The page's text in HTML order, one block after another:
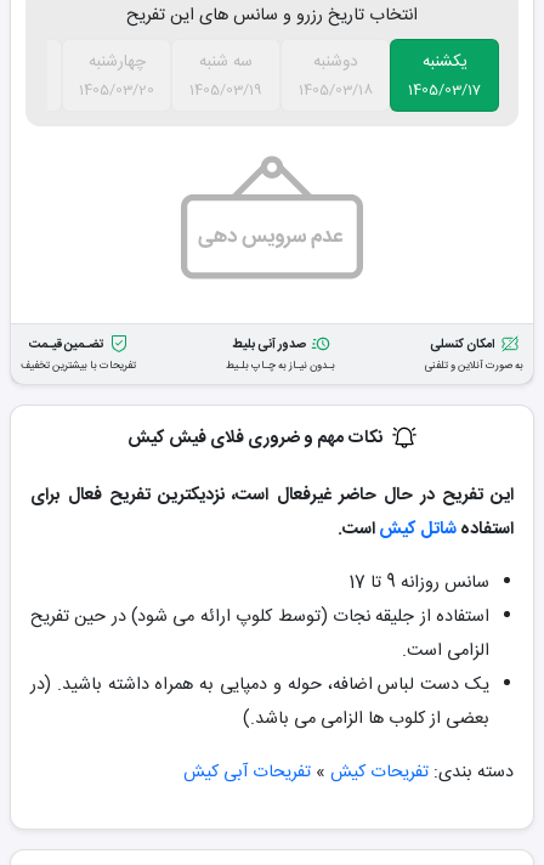
انتخاب تاریخ رزرو و سانس های این تفریح
یکشنبه
1405/03/17
دوشنبه
1405/03/18
سه شنبه
1405/03/19
چهارشنبه
1405/03/20
امکان کنسلی
به صورت آنلاین و تلفنی
صدور آنی بلیط
بـدون نیـاز به چـاپ بلـیط
تضـمین قیـمت
تفریحات با بیشترین تخفیف
نکات مهم و ضروری فلای فیش کیش
این تفریح در حال حاضر غیرفعال است، نزدیکترین تفریح فعال برای
استفادهشاتل کیشاست.
سانس روزانه 9 تا 17
استفاده از جلیقه نجات (توسط کلوپ ارائه می شود) در حین تفریح
الزامی است.
یک دست لباس اضافه، حوله و دمپایی به همراه داشته باشید. (در
بعضی از کلوب ها الزامی می باشد.)
دسته بندی: تفریحات کیش » تفریحات آبی کیش